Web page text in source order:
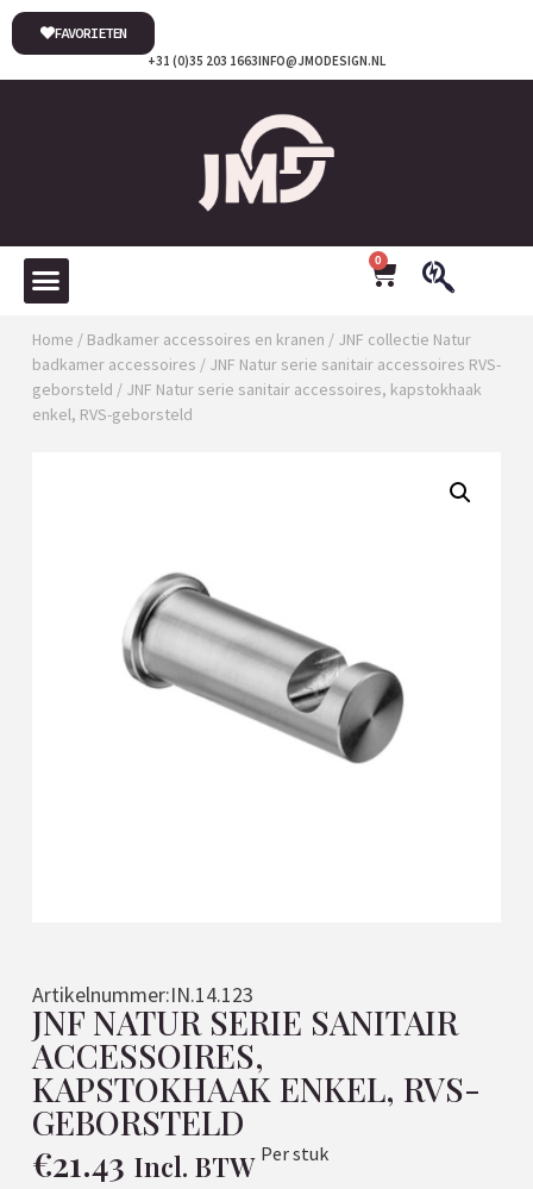
INFO@JMODESIGN.NL
+31 (0)35 203 1663
FAVORIETEN
0
Home / Badkamer accessoires en kranen / JNF collectie Natur
badkamer accessoires / JNF Natur serie sanitair accessoires RVS-
geborsteld / JNF Natur serie sanitair accessoires, kapstokhaak
enkel, RVS-geborsteld
Artikelnummer:IN.14.123
JNF NATUR SERIE SANITAIR
ACCESSOIRES,
KAPSTOKHAAK ENKEL, RVS-
GEBORSTELD
€21.43 Incl. BTW Per stuk